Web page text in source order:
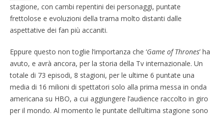
stagione, con cambi repentini dei personaggi, puntate
frettolose e evoluzioni della trama molto distanti dalle
aspettative dei fan più accaniti.
Eppure questo non toglie l’importanza che ‘Game of Thrones’ ha
avuto, e avrà ancora, per la storia della Tv internazionale. Un
totale di 73 episodi, 8 stagioni, per le ultime 6 puntate una
media di 16 milioni di spettatori solo alla prima messa in onda
americana su HBO, a cui aggiungere l’audience raccolto in giro
per il mondo. Al momento le puntate dell’ultima stagione sono